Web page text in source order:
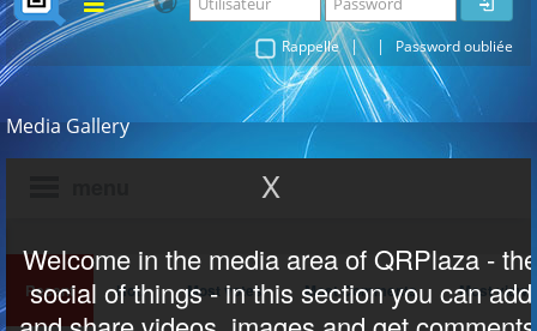
Home
Comment
Musique
FAQ
Rappelle| | Password oubliée
Media Gallery